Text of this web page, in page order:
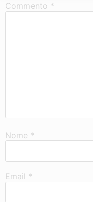
Commento *
Nome *
Email *